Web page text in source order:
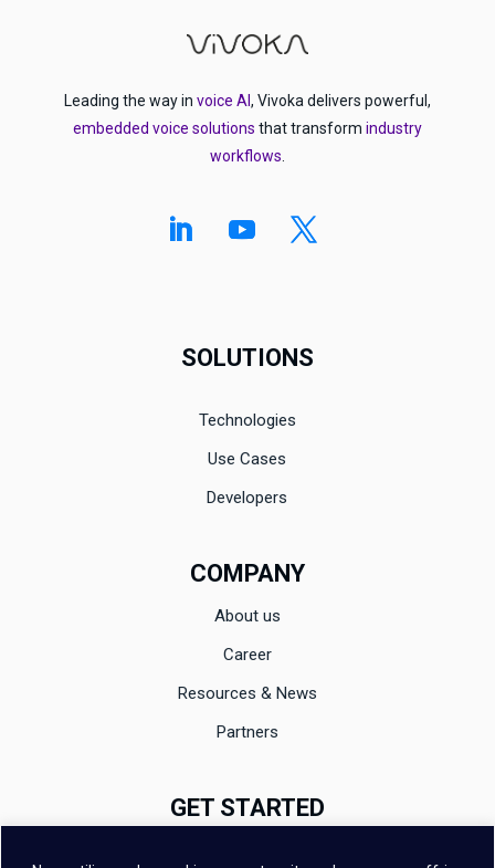
Leading the way in voice AI, Vivoka delivers powerful,
embedded voice solutions that transform industry
workflows.
SOLUTIONS
Technologies
Use Cases
Developers
COMPANY
About us
Career
Resources & News
Partners
GET STARTED